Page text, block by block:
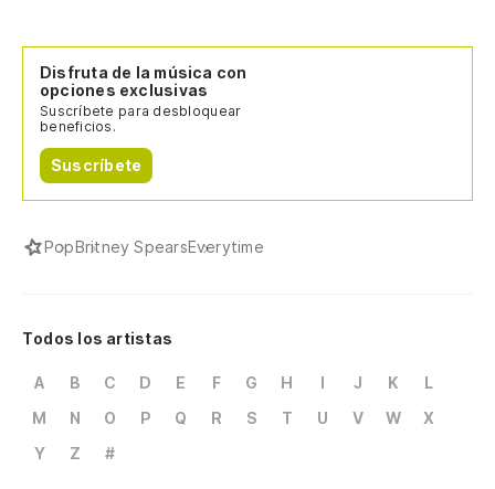
Disfruta de la música con
opciones exclusivas
Suscríbete para desbloquear
beneficios.
Suscríbete
PopBritney SpearsEverytime
Todos los artistas
A B C D E F G H I J K
L
M
N O P Q R S T U V W
X
Y
Z #